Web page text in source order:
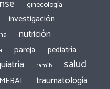
ginecología
investigación
nutrición
pareja pediatría
ramib salud
traumatología